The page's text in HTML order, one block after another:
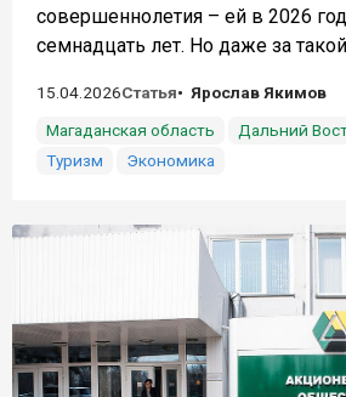
совершеннолетия – ей в 2026
семнадцать лет. Но даже за
15.04.2026Статья
Ярослав Якимов
Магаданская область
Дальний
Туризм
Экономика